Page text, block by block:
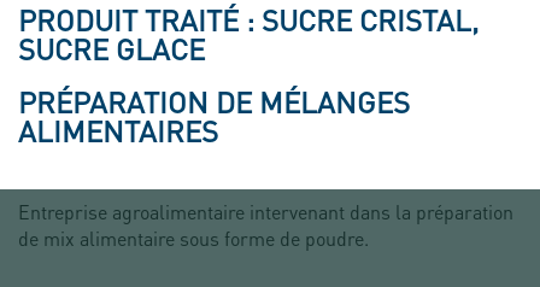
PRODUIT TRAITÉ : SUCRE CRISTAL,
SUCRE GLACE
PRÉPARATION DE MÉLANGES
ALIMENTAIRES
Entreprise agroalimentaire intervenant dans la préparation
de mix alimentaire sous forme de poudre.